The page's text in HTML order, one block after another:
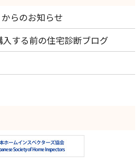
からのお知らせ
する前の住宅診断ブログ